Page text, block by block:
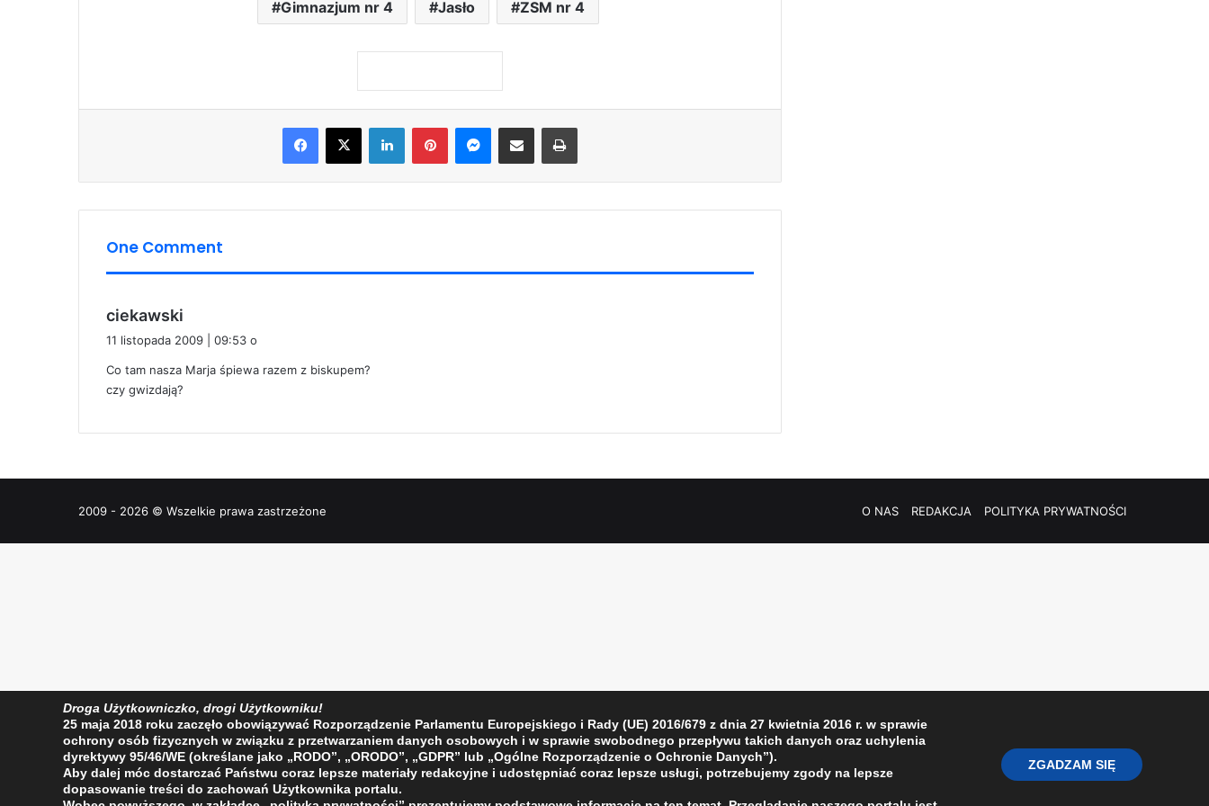
Facebook
X LinkedInPinterestMessenger
ciekawski
s
:
czy gwizdają?
2009 - 2026 © Wszelkie prawa zastrzeżone
Droga Użytkowniczko, drogi Użytkowniku!
25 maja 2018 roku zaczęło obowiązywać Rozporządzenie Parlamentu Europejskiego i Rady (UE) 2016/679 z dnia 27 kwietnia 2016 r. w sprawie
ochrony osób fizycznych w związku z przetwarzaniem danych osobowych i w sprawie swobodnego przepływu takich danych oraz uchylenia
dyrektywy 95/46/WE (określane jako „RODO”, „ORODO”, „GDPR” lub „Ogólne Rozporządzenie o Ochronie Danych”).
Aby dalej móc dostarczać Państwu coraz lepsze materiały redakcyjne i udostępniać coraz lepsze usługi, potrzebujemy zgody na lepsze
dopasowanie treści do zachowań Użytkownika portalu.
ZGADZAM SIĘ